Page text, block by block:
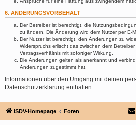
Ansprüche für eine Haftung aus zwingendem
6. ÄNDERUNGSVORBEHALT
Der Betreiber ist berechtigt, die
zu ändern. Die Änderung wird dem Nutzer per E-
Der Nutzer ist berechtigt, den Änderungen zu
Widerspruchs erlischt das zwischen dem
Vertragsverhältnis mit sofortiger Wirkung.
Die Änderungen gelten als anerkannt und
Änderungen zugestimmt hat.
Informationen über den Umgang mit deinen
Datenschutzerklärung enthalten.
ISDV-Homepage Foren